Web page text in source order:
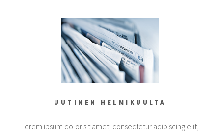
UUTINEN HELMIKUULTA
Lorem ipsum dolor sit amet, consectetur adipiscing elit,